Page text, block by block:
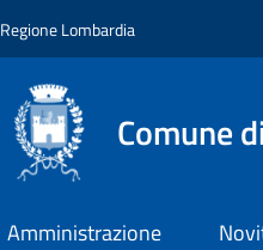
Regione Lombardia
Comune
Amministrazione